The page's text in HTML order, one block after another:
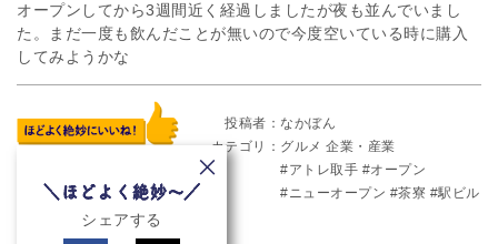
オープンしてから3週間近く経過しましたが夜も並んでいまし
た。まだ一度も飲んだことが無いので今度空いている時に購入
してみようかな
シェアする
投稿者
なかぼん
カテゴリ
グルメ 企業・産業
アトレ取手
オープン
ニューオープン
茶寮 駅ビル